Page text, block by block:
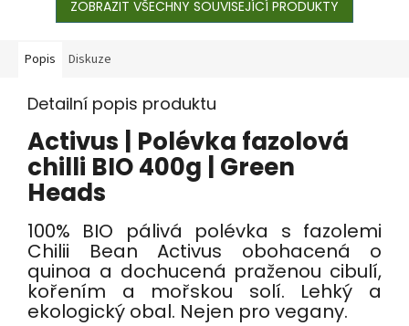
ZOBRAZIT VŠECHNY SOUVISEJÍCÍ PRODUKTY
Popis Diskuze
Detailní popis produktu
Activus | Polévka fazolová
chilli BIO 400g | Green
Heads
100% BIO pálivá polévka s fazolemi
Chilii Bean Activus obohacená o
quinoa a dochucená praženou cibulí,
kořením a mořskou solí. Lehký a
ekologický obal. Nejen pro vegany.